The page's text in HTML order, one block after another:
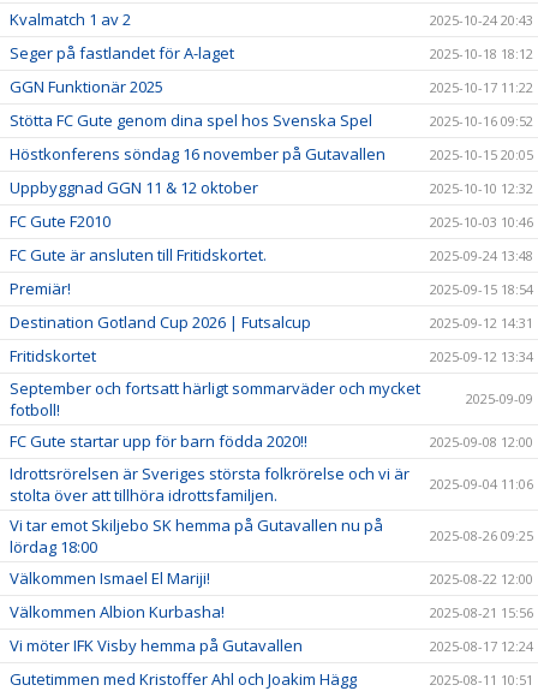
Kvalmatch 1 av 2 2025-10-24 20:43
Seger på fastlandet för A-laget 2025-10-18 18:12
GGN Funktionär 2025 2025-10-17 11:22
Stötta FC Gute genom dina spel hos Svenska Spel 2025-10-16 09:52
Höstkonferens söndag 16 november på Gutavallen 2025-10-15 20:05
Uppbyggnad GGN 11 & 12 oktober 2025-10-10 12:32
FC Gute F2010 2025-10-03 10:46
FC Gute är ansluten till Fritidskortet. 2025-09-24 13:48
Premiär! 2025-09-15 18:54
Destination Gotland Cup 2026 | Futsalcup 2025-09-12 14:31
Fritidskortet 2025-09-12 13:34
September och fortsatt härligt sommarväder och mycket
fotboll!
2025-09-09
FC Gute startar upp för barn födda 2020!! 2025-09-08 12:00
Idrottsrörelsen är Sveriges största folkrörelse och vi är
stolta över att tillhöra idrottsfamiljen.
2025-09-04 11:06
Vi tar emot Skiljebo SK hemma på Gutavallen nu på
lördag 18:00
2025-08-26 09:25
Välkommen Ismael El Mariji! 2025-08-22 12:00
Välkommen Albion Kurbasha! 2025-08-21 15:56
Vi möter IFK Visby hemma på Gutavallen 2025-08-17 12:24
Gutetimmen med Kristoffer Ahl och Joakim Hägg 2025-08-11 10:51